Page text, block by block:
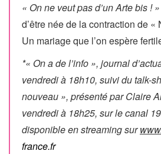
« On ne veut pas d’un Arte bis ! »
d’être née de la contraction de «
Un mariage que l’on espère
*« On a de l’info », journal
vendredi à 18h10, suivi du talk-
nouveau », présenté par Claire
vendredi à 18h25, sur le canal
disponible en streaming sur
france.fr